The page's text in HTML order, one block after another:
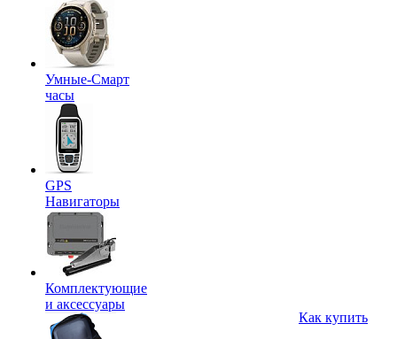
Умные-Смарт
часы
GPS
Навигаторы
Комплектующие
и аксессуары
Как купить